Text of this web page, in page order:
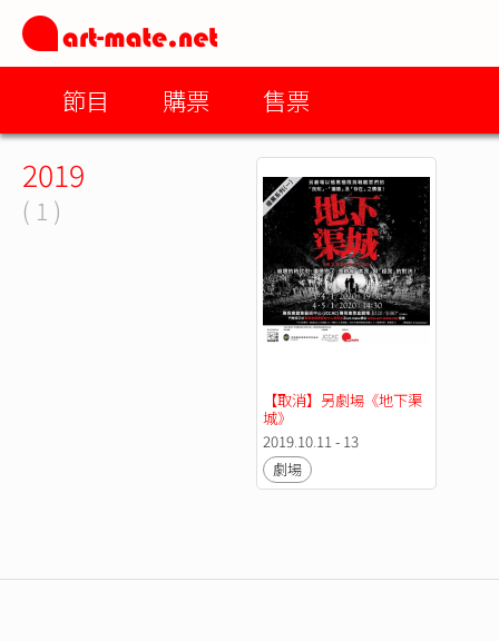
節目 購票 售票
2019
( 1 )
【取消】另劇場《地下渠
城》
2019.10.11 - 13
劇場